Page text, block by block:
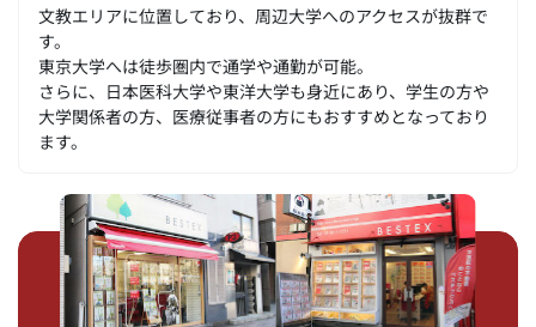
文教エリアに位置しており、周辺大学へのアクセスが抜群で
す。
東京大学へは徒歩圏内で通学や通勤が可能。
さらに、日本医科大学や東洋大学も身近にあり、学生の方や
大学関係者の方、医療従事者の方にもおすすめとなっており
ます。